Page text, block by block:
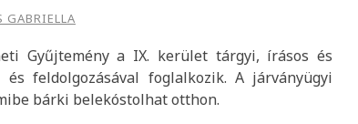
GABRIELLA
Gyűjtemény a IX. kerület tárgyi, írásos és
feldolgozásával foglalkozik. A járványügyi
bárki belekóstolhat otthon.